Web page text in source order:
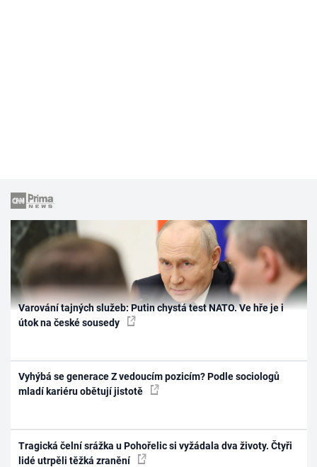
Varování tajných služeb: Putin chystá test NATO. Ve hře je i
útok na české sousedy
Vyhýbá se generace Z vedoucím pozicím? Podle sociologů
mladí kariéru obětují jistotě
Tragická čelní srážka u Pohořelic si vyžádala dva životy. Čtyři
lidé utrpěli těžká zranění